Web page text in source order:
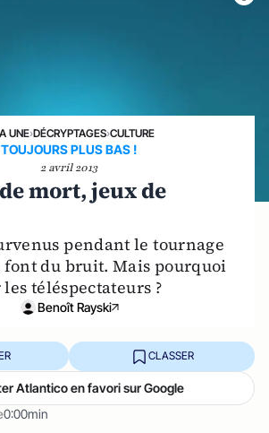
UNE›DÉCRYPTAGES›CULTURE
TOUJOURS PLUS BAS !
2 avril 2013
mort, jeux de
pendant le tournage
font du bruit. Mais pourquoi
téléspectateurs ?
Benoît Rayski
0:00min
CLASSER
Atlantico en favori sur Google